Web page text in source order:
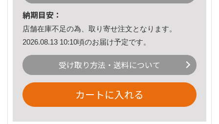
納期目安：
店舗在庫不足の為、取り寄せ注文となります。
2026.08.13 10:10頃のお届け予定です。
受け取り方法・送料について
カートに入れる